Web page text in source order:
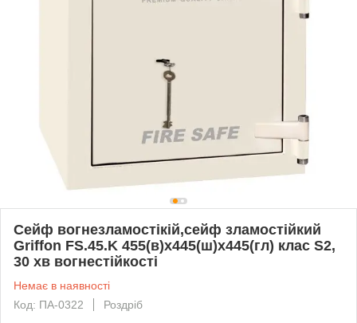
Сейф вогнезламостікій,сейф зламостійкий
Griffon FS.45.K 455(в)х445(ш)х445(гл) клас S2,
30 хв вогнестійкості
Немає в наявності
Код: ПА-0322
Роздріб